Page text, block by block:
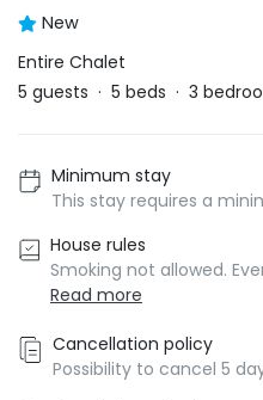
New
Entire Chalet
5 guests · 5 beds · 3
Minimum stay
This stay requires a
House rules
Smoking not allowed.
Read more
Cancellation policy
Possibility to cancel 5